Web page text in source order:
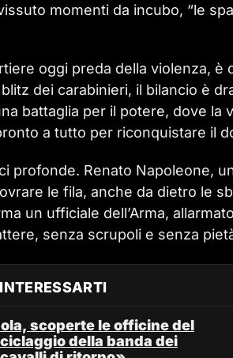
momenti da incubo, “le
oggi preda della violenza,
dei carabinieri, il bilancio è
battaglia per il potere, dove
a tutto per riconquistare il
profonde. Renato Napoleone,
le fila, anche da dietro le
un ufficiale dell’Arma,
senza scrupoli e senza
scoperte le officine del
della banda dei